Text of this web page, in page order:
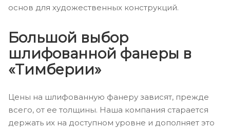
основ для художественных конструкций.
Большой выбор
шлифованной фанеры в
«Тимберии»
Цены на шлифованную фанеру зависят, прежде
всего, от ее толщины. Наша компания старается
держать их на доступном уровне и дополняет это